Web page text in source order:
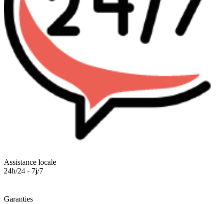
Assistance locale
24h/24 - 7j/7
Garanties